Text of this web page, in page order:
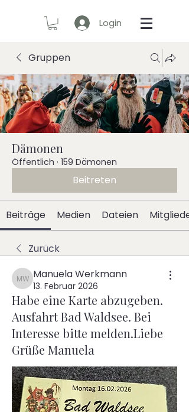
Login
Gruppen
Dämonen
Öffentlich · 159 Dämonen
Beitreten
Beiträge Medien Dateien Mitglieder
Zurück
Manuela Werkmann
Manuela Werkmann
13. Februar 2026
Habe eine Karte abzugeben.
Ausfahrt Bad Waldsee. Bei
Interesse bitte melden.Liebe
Grüße Manuela